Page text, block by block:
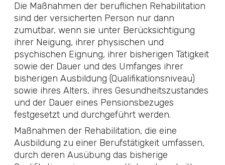
Die Maßnahmen der beruflichen Rehabilitation
sind der versicherten Person nur dann
zumutbar, wenn sie unter Berücksichtigung
ihrer Neigung, ihrer physischen und
psychischen Eignung, ihrer bisherigen Tätigkeit
sowie der Dauer und des Umfanges ihrer
bisherigen Ausbildung (Qualifikationsniveau)
sowie ihres Alters, ihres Gesundheitszustandes
und der Dauer eines Pensionsbezuges
festgesetzt und durchgeführt werden.
Maßnahmen der Rehabilitation, die eine
Ausbildung zu einer Berufstätigkeit umfassen,
durch deren Ausübung das bisherige